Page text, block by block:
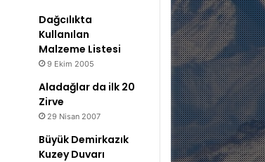
Dağcılıkta
Kullanılan
Malzeme Listesi
9 Ekim 2005
Aladağlar da ilk 20
Zirve
29 Nisan 2007
Büyük Demirkazık
Kuzey Duvarı